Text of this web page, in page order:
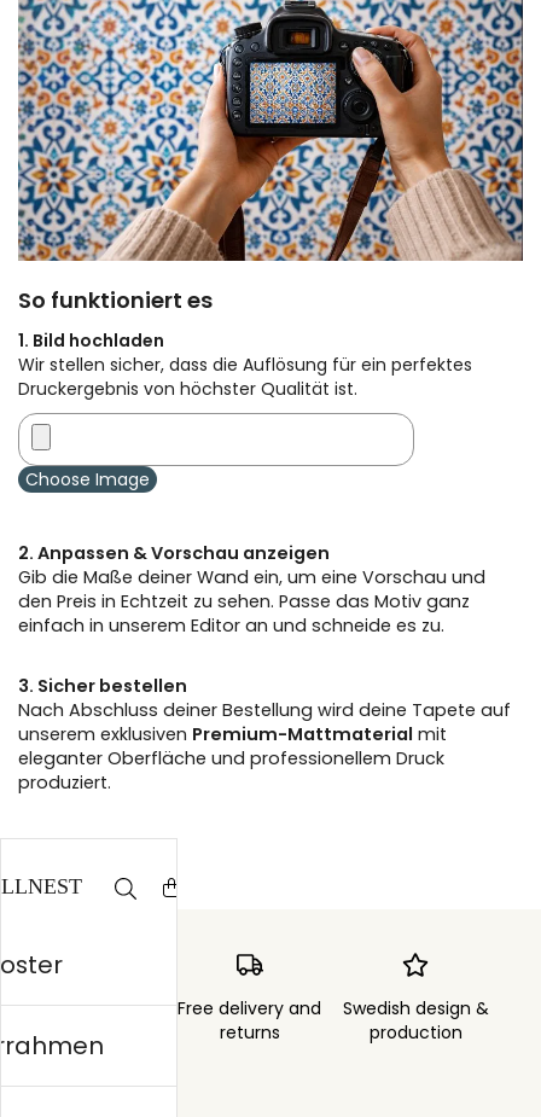
So funktioniert es
1. Bild hochladen
Wir stellen sicher, dass die Auflösung für ein perfektes
Druckergebnis von höchster Qualität ist.
Choose Image
2. Anpassen & Vorschau anzeigen
Gib die Maße deiner Wand ein, um eine Vorschau und
den Preis in Echtzeit zu sehen. Passe das Motiv ganz
einfach in unserem Editor an und schneide es zu.
3. Sicher bestellen
Nach Abschluss deiner Bestellung wird deine Tapete auf
unserem exklusiven Premium-Mattmaterial mit
eleganter Oberfläche und professionellem Druck
produziert.
Order sent within Free delivery and
returns
Swedish design &
production